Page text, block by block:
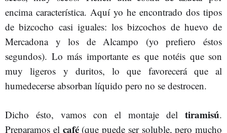
encima característica. Aquí yo he encontrado dos tipos
de bizcocho casi iguales: los bizcochos de huevo de
Mercadona y los de Alcampo (yo prefiero éstos
segundos). Lo más importante es que notéis que son
muy ligeros y duritos, lo que favorecerá que al
humedecerse absorban líquido pero no se destrocen.
Dicho ésto, vamos con el montaje del tiramisú.
Preparamos el café(que puede ser soluble, pero mucho